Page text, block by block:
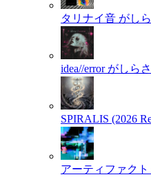
タリナイ音 がし
idea//error がしら
SPIRALIS (2026
アーティファクト